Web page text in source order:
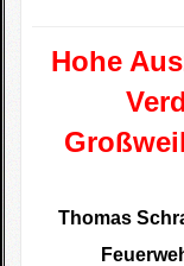
FCC Apetlon
Ergebnislisten
Hohe
Thomas